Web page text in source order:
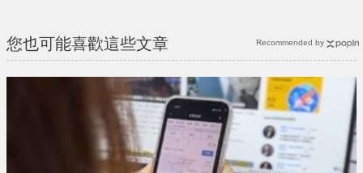
您也可能喜歡這些文章 Recommended by